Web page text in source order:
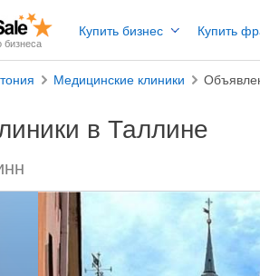
бизнеса
Купить бизнес Купить
Медицинские клиники
в Таллине